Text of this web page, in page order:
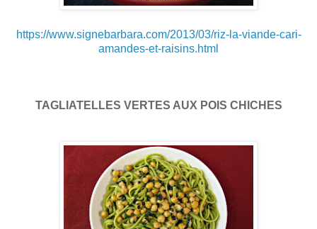
https://www.signebarbara.com/2013/03/riz-la-viande-cari-
amandes-et-raisins.html
TAGLIATELLES VERTES AUX POIS CHICHES